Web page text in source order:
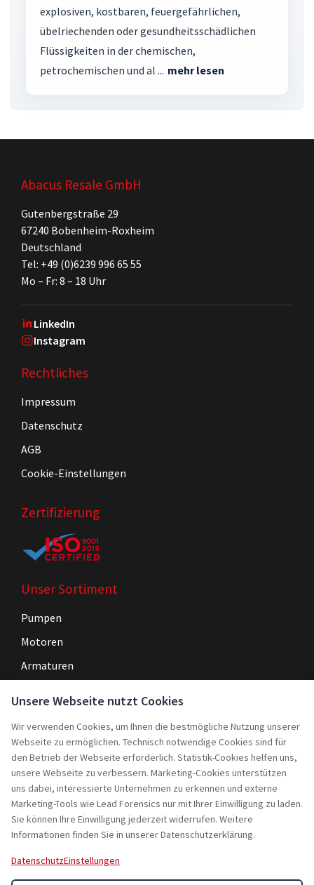
explosiven, kostbaren, feuergefährlichen,
übelriechenden oder gesundheitsschädlichen
Flüssigkeiten in der chemischen,
petrochemischen und al ... mehr lesen
Abacus Resale GmbH
Gutenbergstraße 29
67240 Bobenheim-Roxheim
Deutschland
Tel: +49 (0)6239 996 65 55
Mo – Fr: 8 – 18 Uhr
LinkedIn
Instagram
Rechtliches
Impressum
Datenschutz
AGB
Cookie-Einstellungen
Zertifizierung
Unser Sortiment
Pumpen
Motoren
Armaturen
Navigation
Home
Service
Projekte
Rebuy
Kontakt
Unsere Webseite nutzt Cookies
Wir verwenden Cookies, um Ihnen die bestmögliche Nutzung unserer
Webseite zu ermöglichen. Technisch notwendige Cookies sind für
den Betrieb der Webseite erforderlich. Statistik-Cookies helfen uns,
unsere Webseite zu verbessern. Marketing-Cookies unterstützen
uns dabei, interessierte Unternehmen zu erkennen und externe
Marketing-Tools wie Lead Forensics nur mit Ihrer Einwilligung zu laden.
Sie können Ihre Einwilligung jederzeit widerrufen. Weitere
Informationen finden Sie in unserer Datenschutzerklärung.
DatenschutzEinstellungen